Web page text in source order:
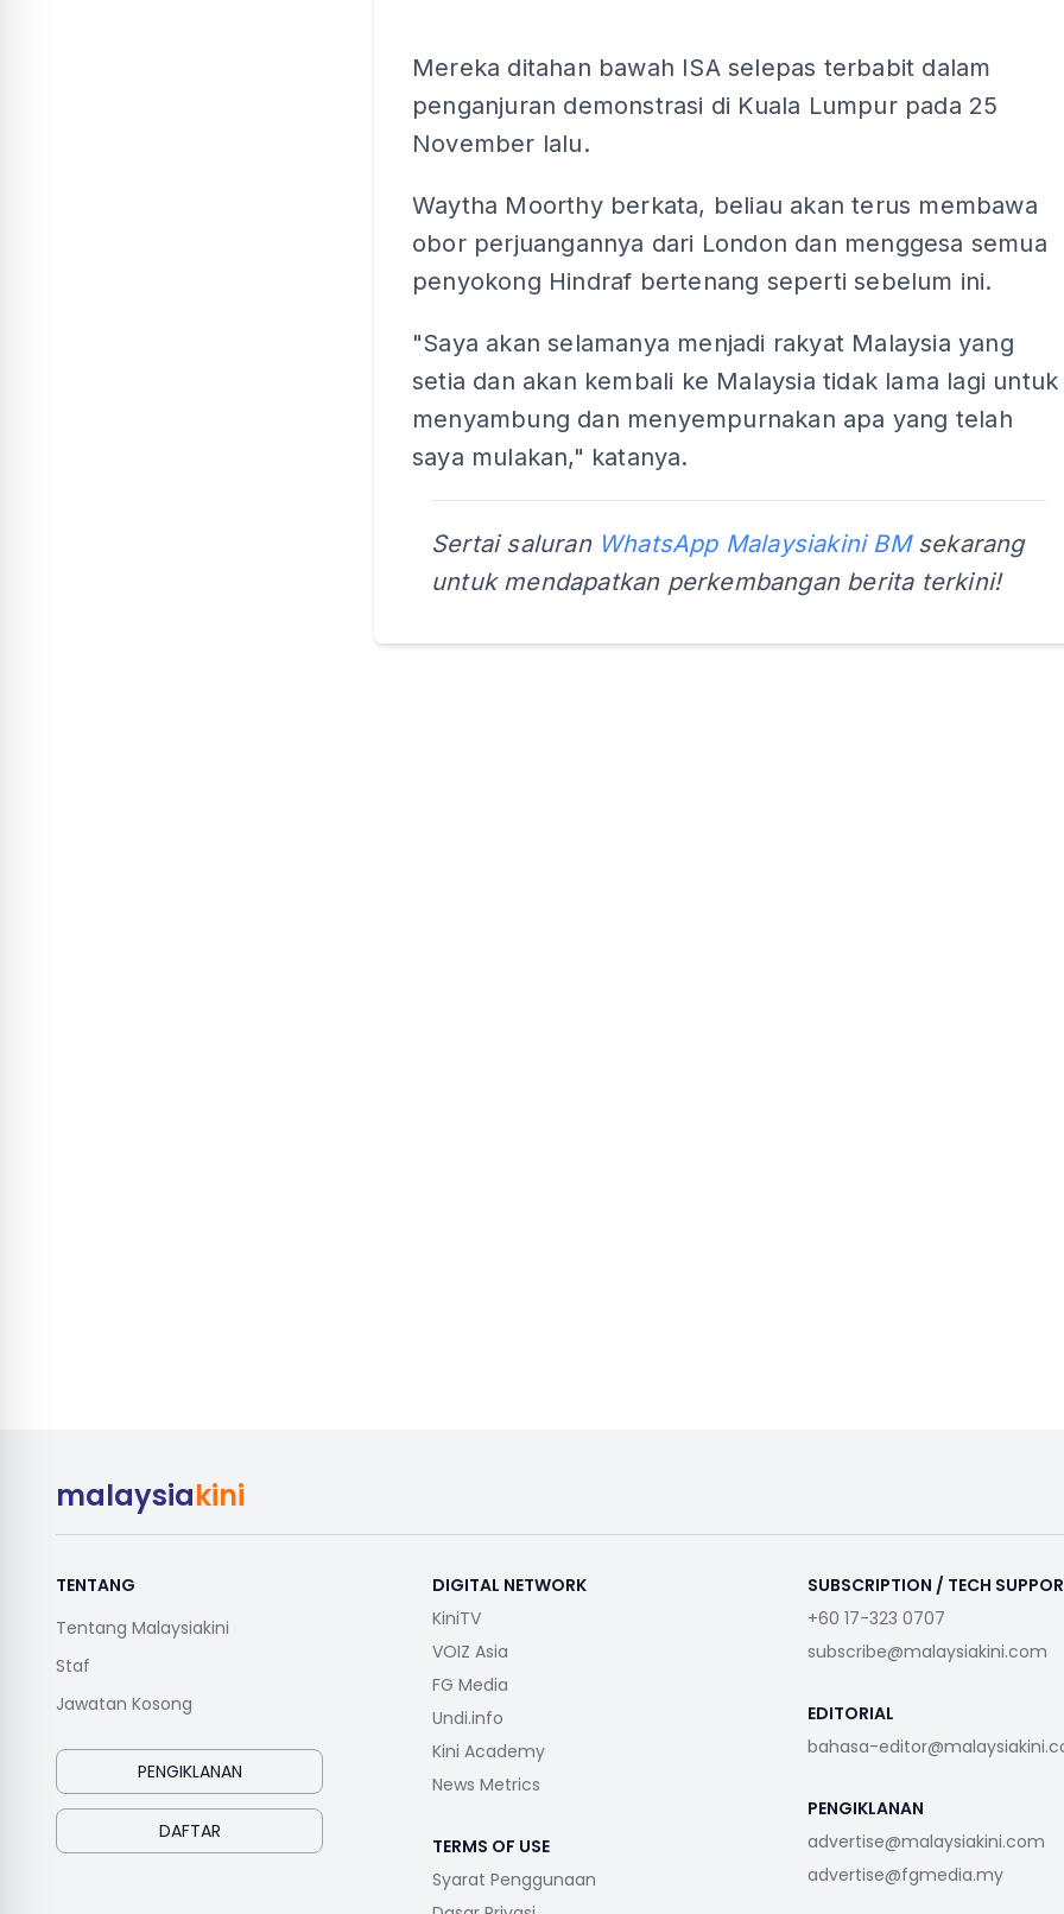
Mereka ditahan bawah ISA selepas terbabit dalam
penganjuran demonstrasi di Kuala Lumpur pada 25
November lalu.
Waytha Moorthy berkata, beliau akan terus membawa
obor perjuangannya dari London dan menggesa semua
penyokong Hindraf bertenang seperti sebelum ini.
"Saya akan selamanya menjadi rakyat Malaysia yang
setia dan akan kembali ke Malaysia tidak lama lagi untuk
menyambung dan menyempurnakan apa yang telah
saya mulakan," katanya.
Sertai saluran WhatsApp Malaysiakini BMsekarang
untuk mendapatkan perkembangan berita terkini!
malaysiakini
TENTANG
Tentang Malaysiakini
Staf
Jawatan Kosong
PENGIKLANAN
DAFTAR
DIGITAL NETWORK
KiniTV
VOIZ Asia
FG Media
Undi.info
Kini Academy
News Metrics
TERMS OF USE
Syarat Penggunaan
SUBSCRIPTION / TECH
+60 17-323 0707
subscribe@malaysiakini.com
EDITORIAL
bahasa-
PENGIKLANAN
advertise@malaysiakini.com
advertise@fgmedia.my